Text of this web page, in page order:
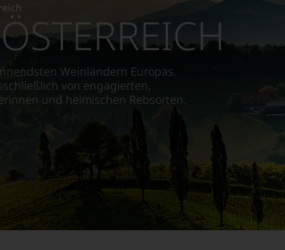
Weinländern Europas.
von engagierten,
und heimischen Rebsorten.